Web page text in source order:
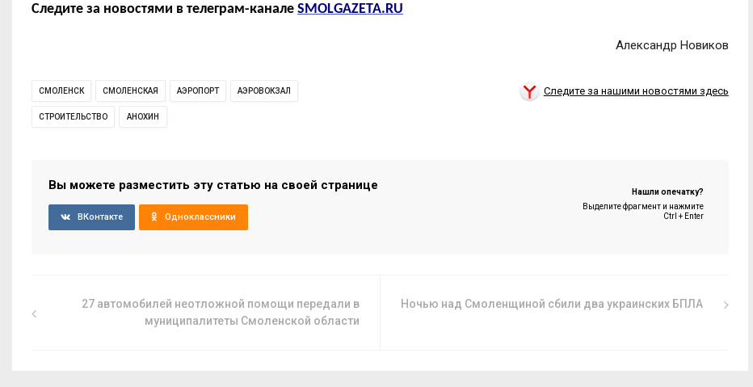
Следите за новостями в телеграм-канале SMOLGAZETA.RU
Александр Новиков
СМОЛЕНСК СМОЛЕНСКАЯ АЭРОПОРТ АЭРОВОКЗАЛ
СТРОИТЕЛЬСТВО АНОХИН
Следите за нашими новостями здесь
Вы можете разместить эту статью на своей странице
ВКонтакте Одноклассники
Нашли опечатку?
Выделите фрагмент и нажмите
Ctrl + Enter
27 автомобилей неотложной помощи передали в
муниципалитеты Смоленской области
Ночью над Смоленщиной сбили два украинских БПЛА